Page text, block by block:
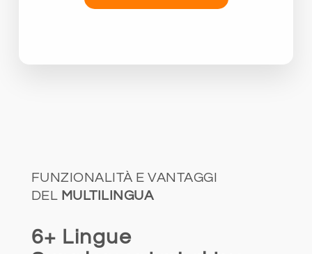
FUNZIONALITÀ E VANTAGGI
DEL MULTILINGUA
6+ Lingue